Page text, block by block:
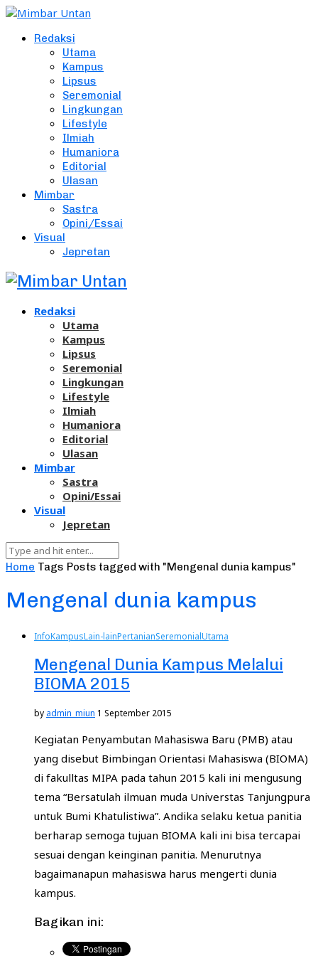
Redaksi
Utama
Kampus
Lipsus
Seremonial
Lingkungan
Lifestyle
Ilmiah
Humaniora
Editorial
Ulasan
Mimbar
Sastra
Opini/Essai
Visual
Jepretan
Redaksi
Utama
Kampus
Lipsus
Seremonial
Lingkungan
Lifestyle
Ilmiah
Humaniora
Editorial
Ulasan
Mimbar
Sastra
Opini/Essai
Visual
Jepretan
Home Tags Posts tagged with "Mengenal dunia kampus"
Mengenal dunia kampus
InfoKampusLain-lainPertanianSeremonialUtama
Mengenal Dunia Kampus Melalui
BIOMA 2015
by admin_miun 1 September 2015
Kegiatan Penyambutan Mahasiswa Baru (PMB) atau
yang disebut Bimbingan Orientasi Mahasiswa (BIOMA)
di fakulltas MIPA pada tahun 2015 kali ini mengusung
tema “Bersatulah ilmuan muda Universtas Tanjungpura
untuk Bumi Khatulistiwa”. Andika selaku ketua panitia
berharap semoga tujuan BIOMA kali ini bisa tercapai
sesuai dengan keinginan panitia. Menurutnya
bagaimanapun mahasiswa harus mengerti dunia
kampus.
Bagikan ini: